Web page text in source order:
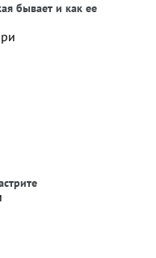
бывает и как ее